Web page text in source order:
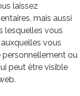
laissez
mais aussi
lesquelles vous
vous
ou
peut être visible